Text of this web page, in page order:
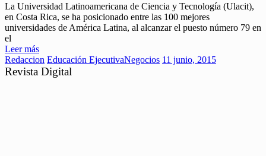
La Universidad Latinoamericana de Ciencia y Tecnología (Ulacit),
en Costa Rica, se ha posicionado entre las 100 mejores
universidades de América Latina, al alcanzar el puesto número 79 en
el
Leer más
Redaccion Educación EjecutivaNegocios 11 junio, 2015
Revista Digital